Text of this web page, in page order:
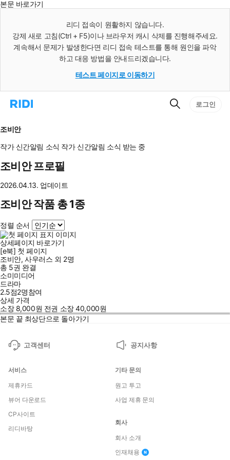
본문 바로가기
리디 접속이 원활하지 않습니다.
강제 새로 고침(Ctrl + F5)이나 브라우저 캐시 삭제를 진행해주세요.
계속해서 문제가 발생한다면 리디 접속 테스트를 통해 원인을 파악
하고 대응 방법을 안내드리겠습니다.
테스트 페이지로 이동하기
리
으
로
이
동
검
로그인
조비안
작가 신간알림 소식 작가 신간알림 소식 받는 중
조비안 프로필
2026.04.13. 업데이트
조비안 작품 총 1종
정렬 순서
상세페이지 바로가기
[e북] 첫 페이지
조비안, 사우러스 외 2명
총 5권 완결
소미미디어
드라마
2.5점2명참여
상세 가격
소장 8,000원 전권 소장40,000원
본문 끝 최상단으로 돌아가기
고객센터 공지사항
서비스
제휴카드
뷰어 다운로드
CP사이트
리디바탕
기타 문의
원고 투고
사업 제휴 문의
회사
회사 소개
인재채용